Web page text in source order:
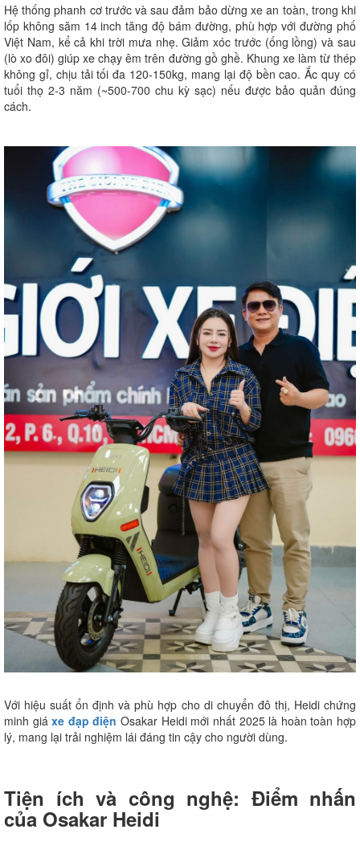
Hệ thống phanh cơ trước và sau đảm bảo dừng xe an toàn, trong khi
lốp không săm 14 inch tăng độ bám đường, phù hợp với đường phố
Việt Nam, kể cả khi trời mưa nhẹ. Giảm xóc trước (ống lồng) và sau
(lò xo đôi) giúp xe chạy êm trên đường gồ ghề. Khung xe làm từ thép
không gỉ, chịu tải tối đa 120-150kg, mang lại độ bền cao. Ắc quy có
tuổi thọ 2-3 năm (~500-700 chu kỳ sạc) nếu được bảo quản đúng
cách.
Với hiệu suất ổn định và phù hợp cho di chuyển đô thị, Heidi chứng
minh giáxe đạp điện Osakar Heidi mới nhất 2025 là hoàn toàn hợp
lý, mang lại trải nghiệm lái đáng tin cậy cho người dùng.
Tiện ích và công nghệ: Điểm nhấn
của Osakar Heidi